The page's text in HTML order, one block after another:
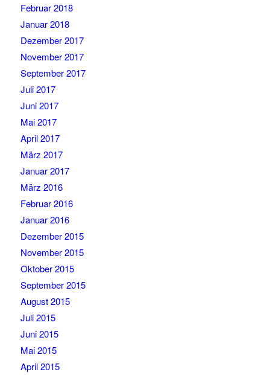
Februar 2018
Januar 2018
Dezember 2017
November 2017
September 2017
Juli 2017
Juni 2017
Mai 2017
April 2017
März 2017
Januar 2017
März 2016
Februar 2016
Januar 2016
Dezember 2015
November 2015
Oktober 2015
September 2015
August 2015
Juli 2015
Juni 2015
Mai 2015
April 2015